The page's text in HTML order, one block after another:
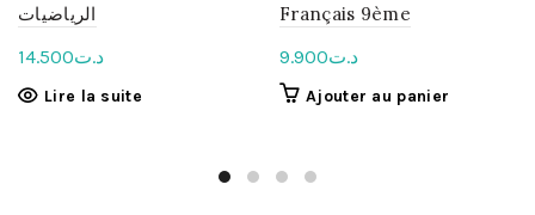
الرياضيات
د.ت14.500
Lire la suite
Français 9ème
د.ت9.900
Ajouter au panier